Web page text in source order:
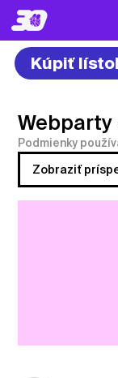
Kúpiť
Webparty
Podmienky
Zobraziť